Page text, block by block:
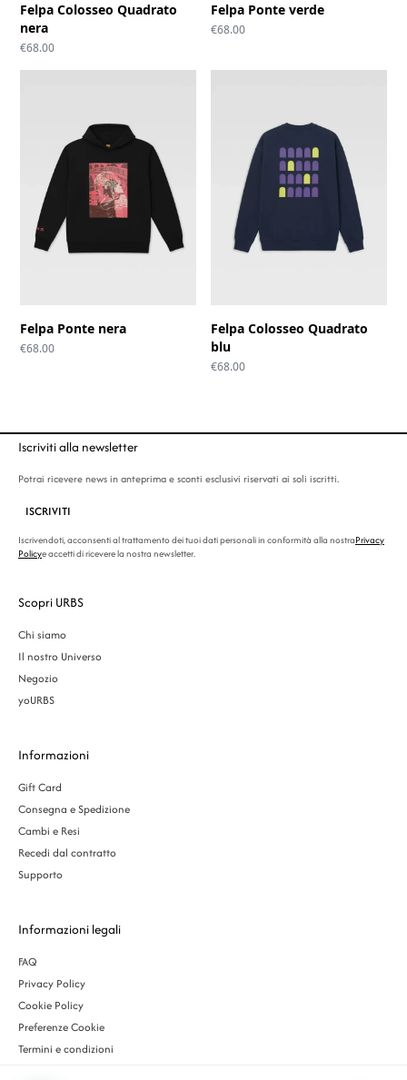
Felpa Colosseo Quadrato
nera
€68.00
Felpa Ponte verde
€68.00
Felpa Ponte nera
€68.00
Felpa Colosseo Quadrato
blu
€68.00
Iscriviti alla newsletter
Potrai ricevere news in anteprima e sconti esclusivi riservati ai soli iscritti.
ISCRIVITI
Iscrivendoti, acconsenti al trattamento dei tuoi dati personali in conformità alla nostraPrivacy
Policye accetti di ricevere la nostra newsletter.
Scopri URBS
Chi siamo
Il nostro Universo
Negozio
yoURBS
Informazioni
Gift Card
Consegna e Spedizione
Cambi e Resi
Recedi dal contratto
Supporto
Informazioni legali
FAQ
Privacy Policy
Cookie Policy
Preferenze Cookie
Termini e condizioni